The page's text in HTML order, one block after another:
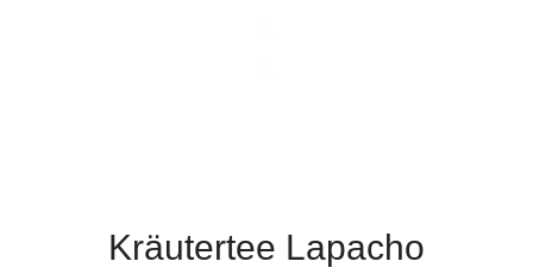
Kräutertee Lapacho